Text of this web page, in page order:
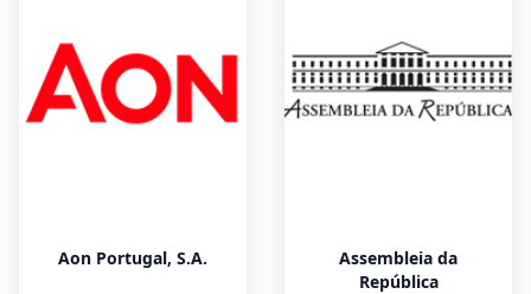
Aon Portugal, S.A.
Assembleia da
República